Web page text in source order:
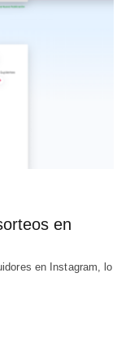
en
en Instagram, lo